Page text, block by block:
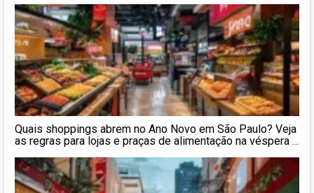
Quais shoppings abrem no Ano Novo em São Paulo? Veja
as regras para lojas e praças de alimentação na véspera e